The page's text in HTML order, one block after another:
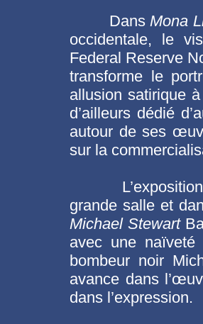
Dans Mona
occidentale, le
Federal Reserve
transforme le
allusion satirique
d’ailleurs dédié
autour de ses
sur la
L’exposition
grande salle et
Michael Stewart
avec une naïveté
bombeur noir
avance dans
dans l’expression.